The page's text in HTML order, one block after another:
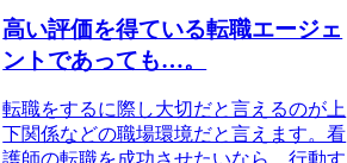
高い評価を得ている転職エージェ
ントであっても…。
転職をするに際し大切だと言えるのが上
下関係などの職場環境だと言えます。看